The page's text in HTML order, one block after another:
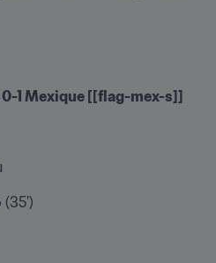
1 Mexique [[flag-mex-s]]
(35')